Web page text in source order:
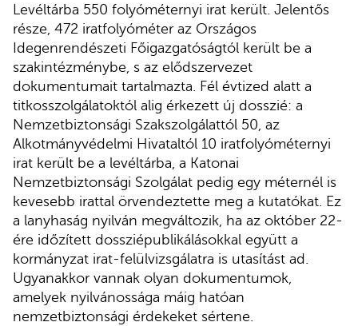
Levéltárba 550 folyóméternyi irat került. Jelentős
része, 472 iratfolyóméter az Országos
Idegenrendészeti Főigazgatóságtól került be a
szakintézménybe, s az elődszervezet
dokumentumait tartalmazta. Fél évtized alatt a
titkosszolgálatoktól alig érkezett új dosszié: a
Nemzetbiztonsági Szakszolgálattól 50, az
Alkotmányvédelmi Hivataltól 10 iratfolyóméternyi
irat került be a levéltárba, a Katonai
Nemzetbiztonsági Szolgálat pedig egy méternél is
kevesebb irattal örvendeztette meg a kutatókat. Ez
a lanyhaság nyilván megváltozik, ha az október 22-
ére időzített dossziépublikálásokkal együtt a
kormányzat irat-felülvizsgálatra is utasítást ad.
Ugyanakkor vannak olyan dokumentumok,
amelyek nyilvánossága máig hatóan
nemzetbiztonsági érdekeket sértene.